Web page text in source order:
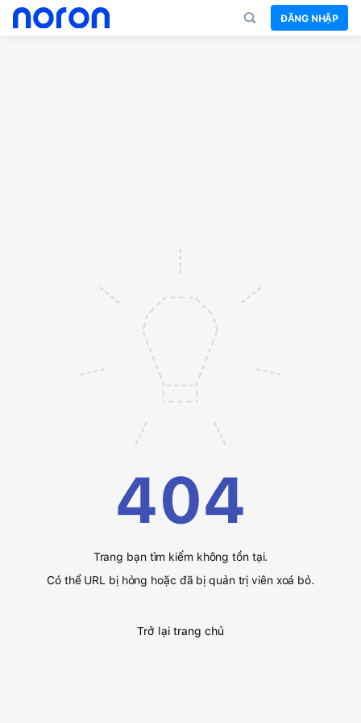
ĐĂNG NHẬP
404
Trang bạn tìm kiếm không tồn tại.
Có thể URL bị hỏng hoặc đã bị quản trị viên xoá bỏ.
Trở lại trang chủ